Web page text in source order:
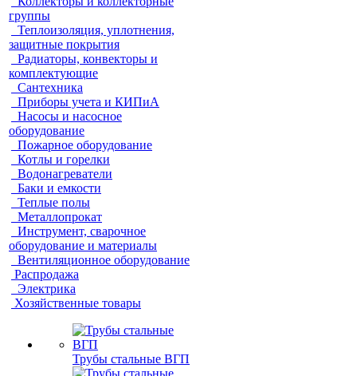
группы
Теплоизоляция, уплотнения,
защитные покрытия
Радиаторы, конвекторы и
комплектующие
Сантехника
Приборы учета и КИПиА
Насосы и насосное
оборудование
Пожарное оборудование
Котлы и горелки
Водонагреватели
Баки и емкости
Теплые полы
Металлопрокат
Инструмент, сварочное
оборудование и материалы
Вентиляционное оборудование
Распродажа
Электрика
Хозяйственные товары
Трубы стальные ВГП